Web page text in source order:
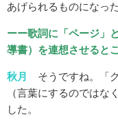
あげられるものになっ
ーー歌詞に「ページ」
導書）を連想させると
秋月
そうですね。「
（言葉にするのではな
した。